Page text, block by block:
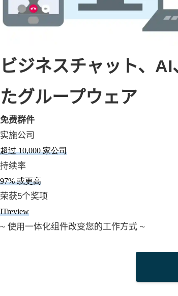
ビジネスチャット、
たグループウェア
免费群件
实施公司
超过 10,000 家公司
持续率
97% 或更高
荣获5个奖项
ITreview
~ 使用一体化组件改变您的工作方式 ~